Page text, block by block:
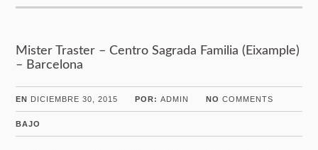
Mister Traster – Centro Sagrada Familia (Eixample)
– Barcelona
EN DICIEMBRE 30, 2015 POR:ADMIN NO COMMENTS
BAJO